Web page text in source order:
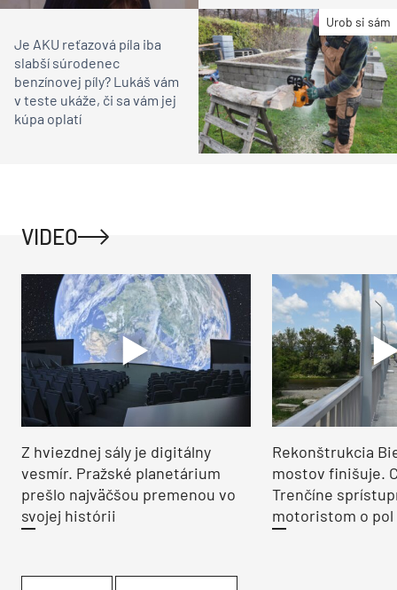
Urob si sám
Je AKU reťazová píla iba
slabší súrodenec
benzínovej píly? Lukáš vám
v teste ukáže, či sa vám jej
kúpa oplatí
VIDEO
Z hviezdnej sály je digitálny
vesmír. Pražské planetárium
prešlo najväčšou premenou vo
svojej histórii
Rekonštrukcia
mostov finišuje.
Trenčíne
motoristom o pol